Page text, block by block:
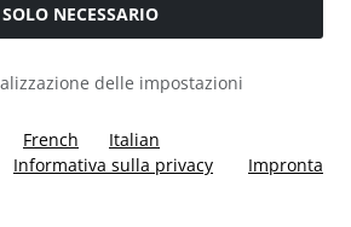
SOLO NECESSARIO
delle impostazioni
French
Italian
Informativa sulla privacy
Impronta